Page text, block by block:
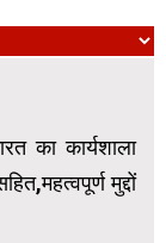
का कार्यशाला
मुद्दों